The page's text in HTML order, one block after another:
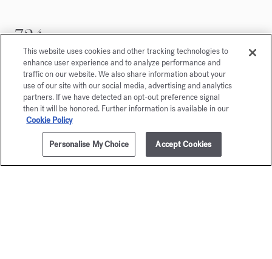
AJOUTER AU PANIER 175,00 €
724
Eau de parfum 5ml
Maison Francis Kurkdjian a le plaisir de vous offrir
724 Eau de parfum 5ml.
This website uses cookies and other tracking technologies to
enhance user experience and to analyze performance and
traffic on our website. We also share information about your
use of our site with our social media, advertising and analytics
partners. If we have detected an opt-out preference signal
then it will be honored. Further information is available in our
Cookie Policy
Personalise My Choice Accept Cookies